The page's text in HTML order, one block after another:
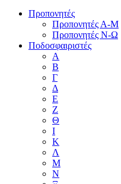
Προπονητές
Προπονητές Α-Μ
Προπονητές Ν-Ω
Ποδοσφαιριστές
Α
Β
Γ
Δ
Ε
Ζ
Θ
Ι
Κ
Λ
Μ
Ν